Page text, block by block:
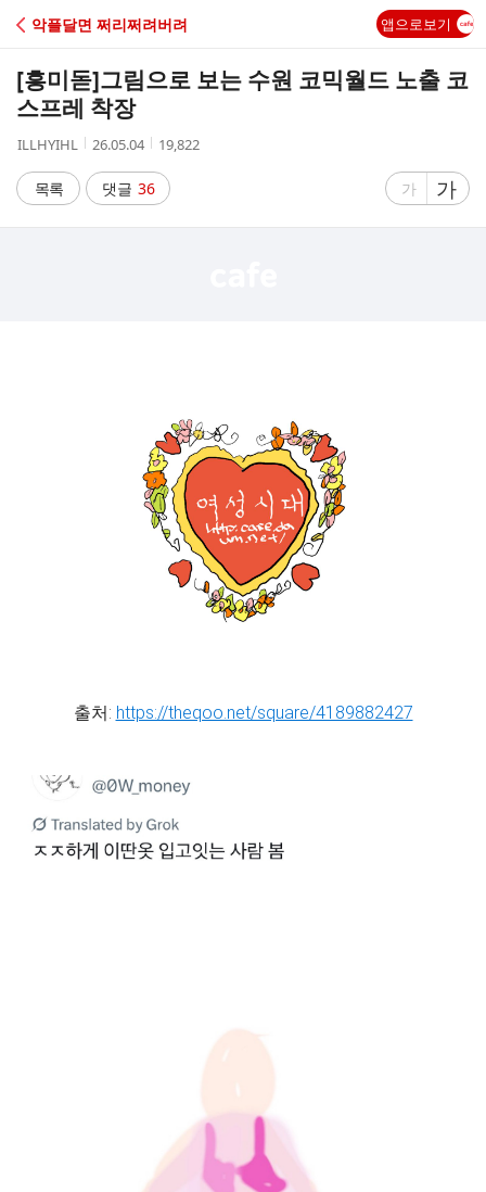
C
A
악플달면 쩌리쩌려버려 앱으로보기
[흥미돋]그림으로 보는 수원 코믹월드 노출 코
스프레 착장
작
자
ILLHYIHL
작
시
간
26.05.04
조
수
19,822
목록 댓글 36
글
가
글
자
가
출처: https://theqoo.net/square/4189882427